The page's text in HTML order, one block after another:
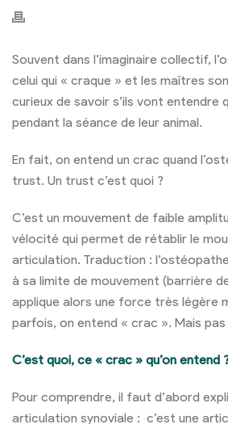
Souvent dans l’imaginaire collectif,
celui qui « craque » et les maîtres
curieux de savoir s’ils vont entendre
pendant la séance de leur animal.
En fait, on entend un crac quand
trust. Un trust c’est quoi ?
C’est un mouvement de faible
vélocité qui permet de rétablir le
articulation. Traduction :
à sa limite de mouvement (barrière
applique alors une force très légère
parfois, on entend « crac ». Mais
C’est quoi, ce « crac » qu’on entend
Pour comprendre, il faut d’abord
articulation synoviale : c’est une